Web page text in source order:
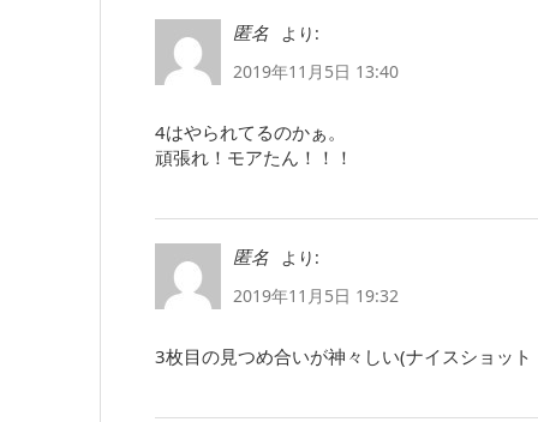
匿名
より:
2019年11月5日 13:40
4はやられてるのかぁ。
頑張れ！モアたん！！！
匿名
より:
2019年11月5日 19:32
3枚目の見つめ合いが神々しい(ナイスショット